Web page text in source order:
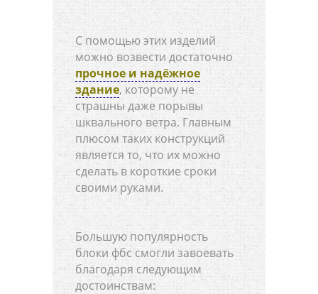
С помощью этих изделий
можно возвести достаточно
прочное и надёжное
здание, которому не
страшны даже порывы
шквального ветра. Главным
плюсом таких конструкций
является то, что их можно
сделать в короткие сроки
своими руками.
Большую популярность
блоки фбс смогли завоевать
благодаря следующим
достоинствам: